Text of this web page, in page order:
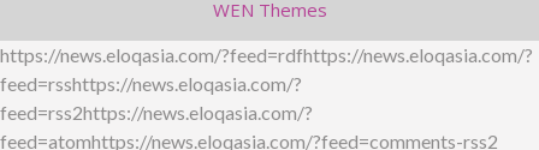
WEN Themes
https://news.eloqasia.com/?feed=rdfhttps://news.eloqasia.com/?
feed=rsshttps://news.eloqasia.com/?
feed=rss2https://news.eloqasia.com/?
feed=atomhttps://news.eloqasia.com/?feed=comments-rss2